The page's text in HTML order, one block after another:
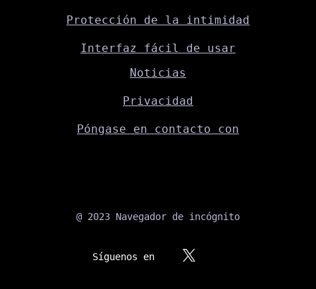
Protección de la intimidad
Interfaz fácil de usar
Noticias
Privacidad
Póngase en contacto con
@ 2023 Navegador de incógnito
Síguenos en